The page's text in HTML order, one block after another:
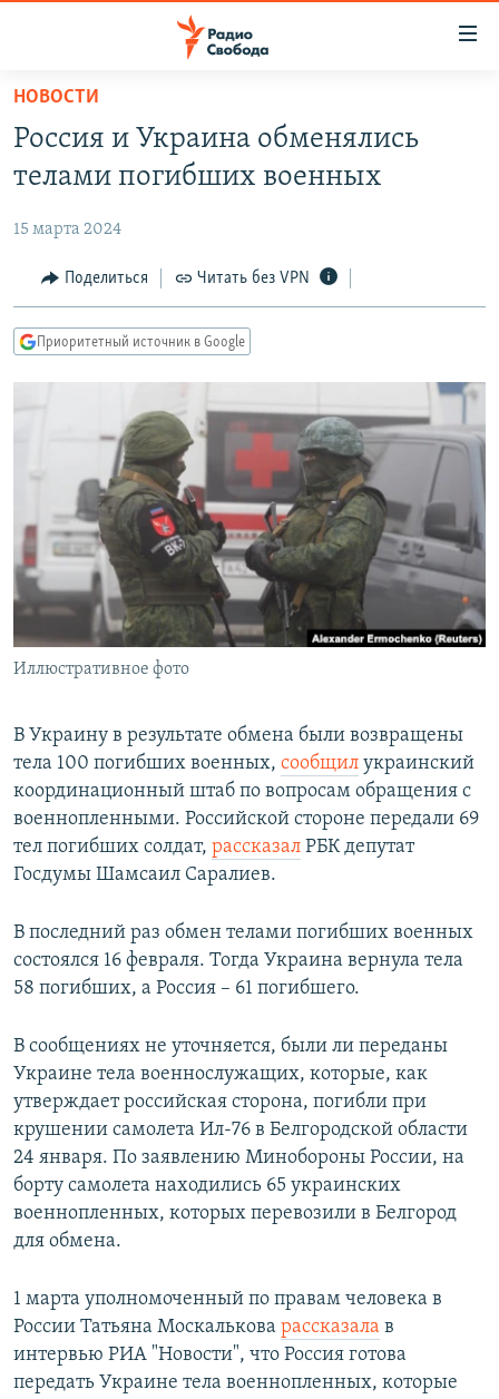
упрощенного
доступа
основному
Вернутся
главной
навигации
Вернутся
ЦИТАТЫ СВОБОДЫ
МНЕНИЯ
IDEL.РЕАЛИИ
СЕВЕР.РЕАЛИИ
СИБИРЬ.РЕАЛИИ
РАСПИСАНИЕ ВЕЩАНИЯ
ПОДПИШИТЕСЬ НА РАССЫЛКУ
СОЦИАЛЬНЫЕ СЕТИ
Все сайты РСЕ/РС
НОВОСТИ
Россия и Украина обменялись
телами погибших военных
15 марта 2024
Поделиться Читать без VPN
Приоритетный источник в Google
Иллюстративное фото
В Украину в результате обмена были возвращены
тела 100 погибших военных, сообщил украинский
координационный штаб по вопросам обращения с
военнопленными. Российской стороне передали 69
тел погибших солдат, рассказал РБК депутат
Госдумы Шамсаил Саралиев.
В последний раз обмен телами погибших военных
состоялся 16 февраля. Тогда Украина вернула тела
58 погибших, а Россия – 61 погибшего.
В сообщениях не уточняется, были ли переданы
Украине тела военнослужащих, которые, как
утверждает российская сторона, погибли при
крушении самолета Ил-76 в Белгородской области
24 января. По заявлению Минобороны России, на
борту самолета находились 65 украинских
военнопленных, которых перевозили в Белгород
для обмена.
1 марта уполномоченный по правам человека в
России Татьяна Москалькова рассказала в
интервью РИА "Новости", что Россия готова
передать Украине тела военнопленных, которые